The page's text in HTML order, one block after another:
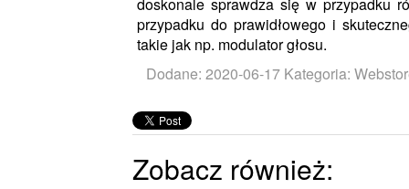
przypadku do prawidłowego i
takie jak np. modulator głosu.
Dodane: 2020-06-17 Kategoria:
Zobacz również: